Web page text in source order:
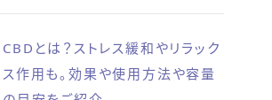
CBDとは？ストレス緩和やリラック
ス作用も。効果や使用方法や容量